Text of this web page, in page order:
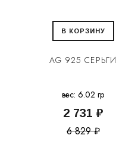
В КОРЗИНУ
AG 925 СЕРЬГИ
вес: 6.02 гр
2 731 ₽
6 829 ₽